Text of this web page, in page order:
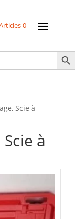
0
Search Button
Scie à
à